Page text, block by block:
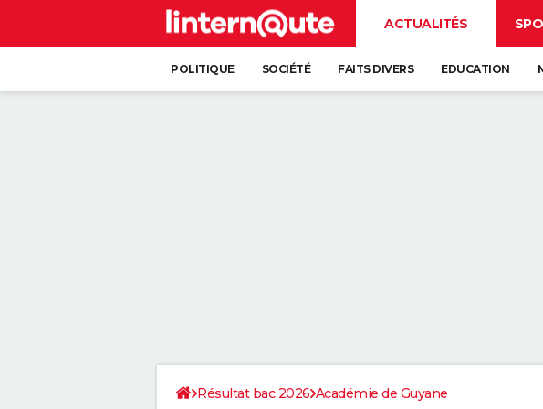
ACTUALITÉS
POLITIQUE SOCIÉTÉ FAITS DIVERS EDUCATION
Résultat bac 2026 Académie de Guyane